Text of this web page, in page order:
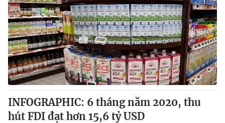
INFOGRAPHIC: 6 tháng năm 2020, thu
hút FDI đạt hơn 15,6 tỷ USD